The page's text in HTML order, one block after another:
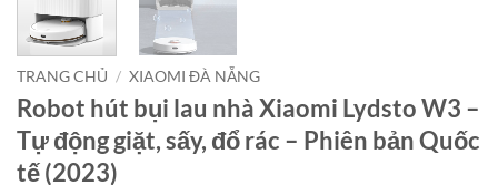
TRANG CHỦ / XIAOMI ĐÀ NẴNG
Robot hút bụi lau nhà Xiaomi Lydsto W3 –
Tự động giặt, sấy, đổ rác – Phiên bản Quốc
tế (2023)